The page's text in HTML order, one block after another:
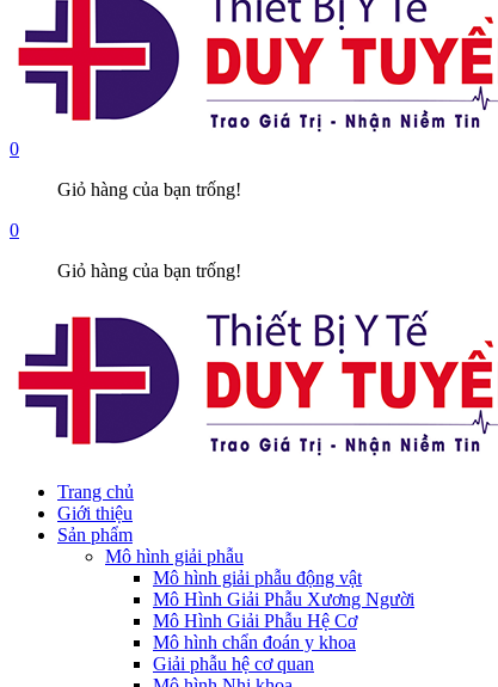
0
Giỏ hàng của bạn trống!
0
Giỏ hàng của bạn trống!
Trang chủ
Giới thiệu
Sản phẩm
Mô hình giải phẫu
Mô hình giải phẫu động vật
Mô Hình Giải Phẫu Xương Người
Mô Hình Giải Phẫu Hệ Cơ
Mô hình chẩn đoán y khoa
Giải phẫu hệ cơ quan